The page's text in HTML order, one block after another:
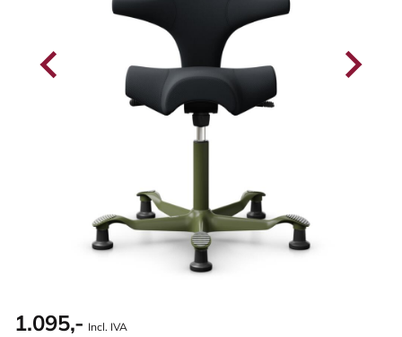
1.095,- Incl. IVA